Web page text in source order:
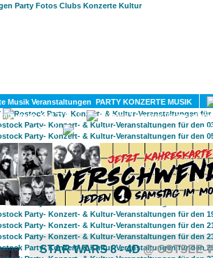
PARTY KONZERTE MUSIK
KULTUR
GAY
STAR WARS 8 - 4D@ OSTSEE-